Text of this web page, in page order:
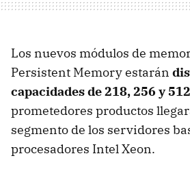
Los nuevos módulos de
Persistent Memory estarán
capacidades de 218, 256 y
prometedores productos
segmento de los servidores
procesadores Intel Xeon.